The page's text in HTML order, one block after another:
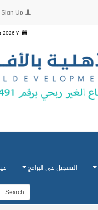
2026 Y
التسجيل في البرامج